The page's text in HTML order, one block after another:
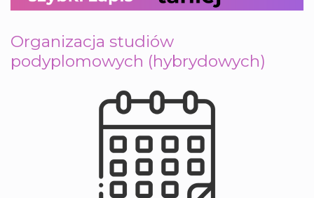
Organizacja studiów
podyplomowych (hybrydowych)